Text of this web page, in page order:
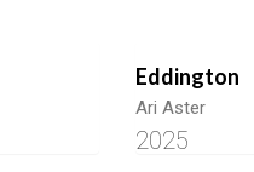
Eddington
Ari Aster
2025